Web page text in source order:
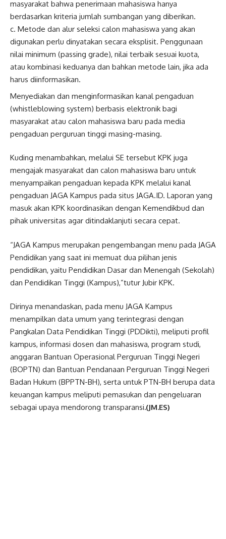
masyarakat bahwa penerimaan mahasiswa hanya
berdasarkan kriteria jumlah sumbangan yang diberikan.
c. Metode dan alur seleksi calon mahasiswa yang akan
digunakan perlu dinyatakan secara eksplisit. Penggunaan
nilai minimum (passing grade), nilai terbaik sesuai kuota,
atau kombinasi keduanya dan bahkan metode lain, jika ada
harus diinformasikan.
Menyediakan dan menginformasikan kanal pengaduan
(whistleblowing system) berbasis elektronik bagi
masyarakat atau calon mahasiswa baru pada media
pengaduan perguruan tinggi masing-masing.
Kuding menambahkan, melalui SE tersebut KPK juga
mengajak masyarakat dan calon mahasiswa baru untuk
menyampaikan pengaduan kepada KPK melalui kanal
pengaduan JAGA Kampus pada situs JAGA.ID. Laporan yang
masuk akan KPK koordinasikan dengan Kemendikbud dan
pihak universitas agar ditindaklanjuti secara cepat.
“JAGA Kampus merupakan pengembangan menu pada JAGA
Pendidikan yang saat ini memuat dua pilihan jenis
pendidikan, yaitu Pendidikan Dasar dan Menengah (Sekolah)
dan Pendidikan Tinggi (Kampus),”tutur Jubir KPK.
Dirinya menandaskan, pada menu JAGA Kampus
menampilkan data umum yang terintegrasi dengan
Pangkalan Data Pendidikan Tinggi (PDDikti), meliputi profil
kampus, informasi dosen dan mahasiswa, program studi,
anggaran Bantuan Operasional Perguruan Tinggi Negeri
(BOPTN) dan Bantuan Pendanaan Perguruan Tinggi Negeri
Badan Hukum (BPPTN-BH), serta untuk PTN-BH berupa data
keuangan kampus meliputi pemasukan dan pengeluaran
sebagai upaya mendorong transparansi.(JM.ES)